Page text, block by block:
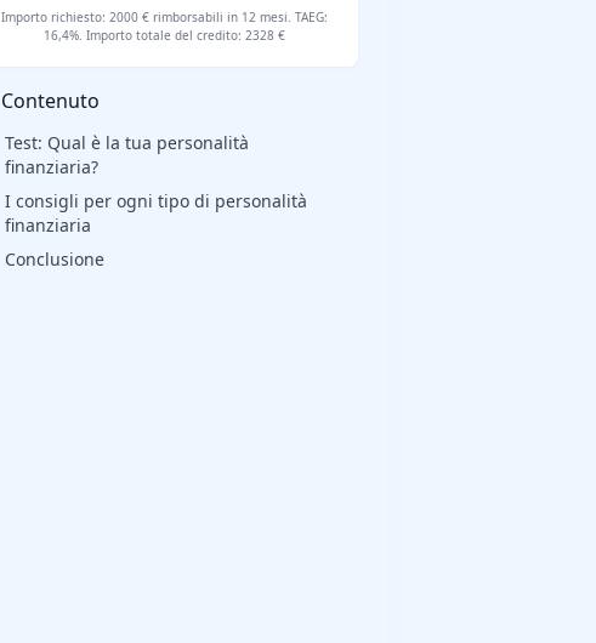
Importo richiesto: 2000 € rimborsabili in 12 mesi. TAEG:
16,4%. Importo totale del credito: 2328 €
Contenuto
Test: Qual è la tua personalità
finanziaria?
I consigli per ogni tipo di personalità
finanziaria
Conclusione